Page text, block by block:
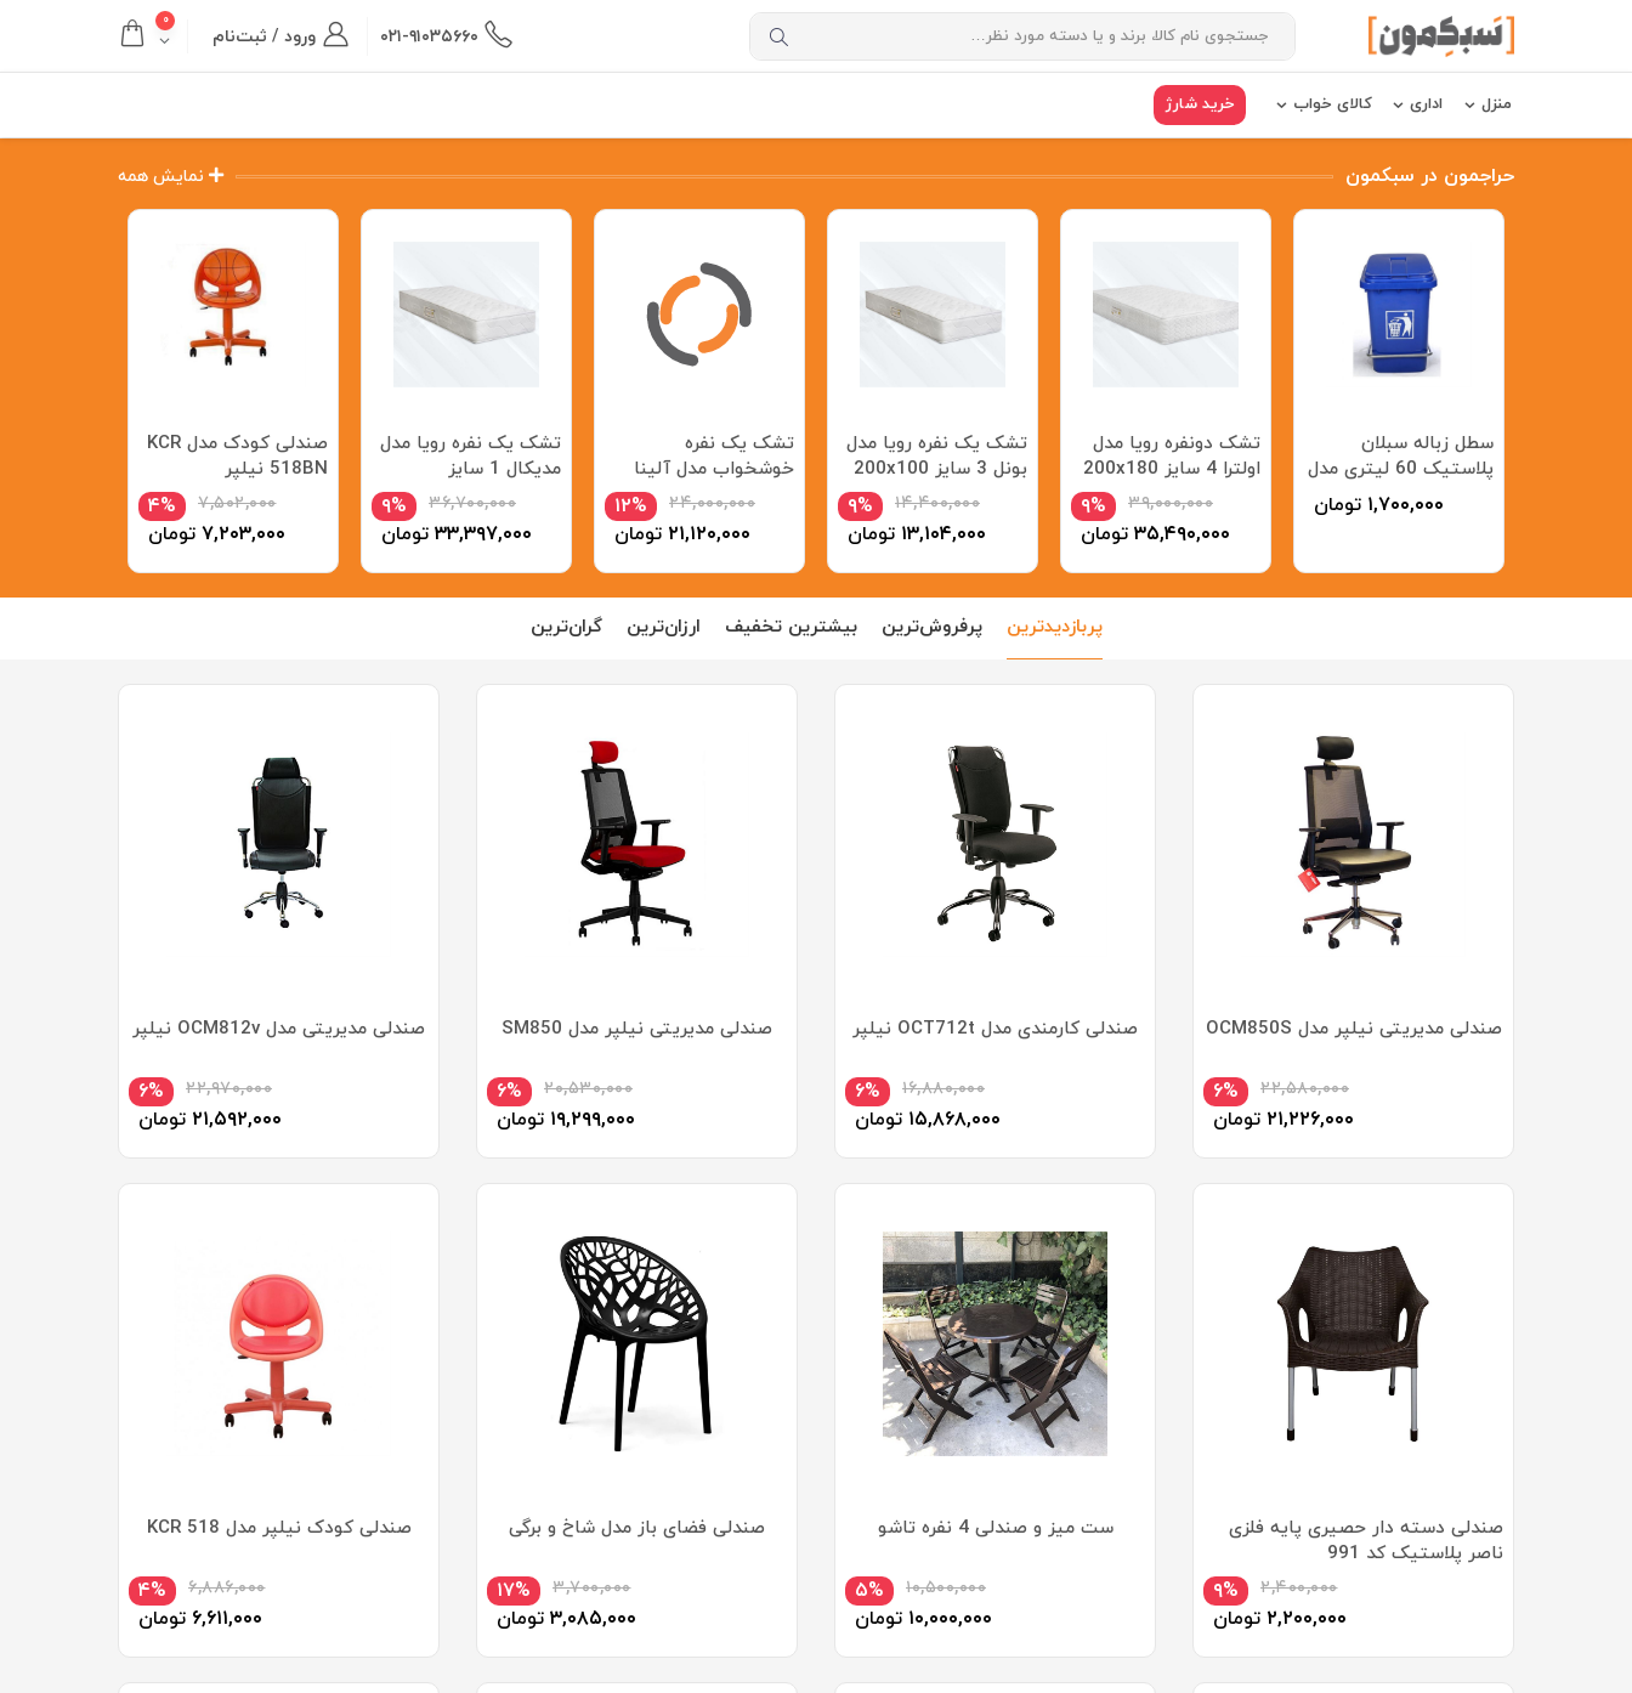
۰۲۱-۹۱۰۳۵۶۶۰ ورود / ثبت‌نام
۰
منزل اداری کالای خواب خرید شارژ
حراجمون در سبکمون نمایش همه
سطل زباله سبلان
پلاستیک 60 لیتری مدل
۱,۷۰۰,۰۰۰ تومان
تشک دونفره رویا مدل
اولترا 4 سایز 200x180
سانتیمتر
۹% ۳۹,۰۰۰,۰۰۰
۳۵,۴۹۰,۰۰۰ تومان
تشک یک نفره رویا مدل
بونل 3 سایز 200x100
سانتیمتر
۹% ۱۴,۴۰۰,۰۰۰
۱۳,۱۰۴,۰۰۰ تومان
تشک یک نفره
خوشخواب مدل آلینا
سایز 200x90 سانتی۱۲% ۲۴,۰۰۰,۰۰۰
۲۱,۱۲۰,۰۰۰ تومان
تشک یک نفره رویا مدل
مدیکال 1 سایز
۹% ۳۶,۷۰۰,۰۰۰
۳۳,۳۹۷,۰۰۰ تومان
صندلی کودک مدل KCR
518BN نیلپر
۴% ۷,۵۰۲,۰۰۰
۷,۲۰۳,۰۰۰ تومان
پربازدید‌ترین پرفروش‌ترین بیشترین تخفیف ارزان‌ترین گران‌ترین
صندلی مدیریتی نیلپر مدل OCM850S
۶% ۲۲,۵۸۰,۰۰۰
۲۱,۲۲۶,۰۰۰ تومان
صندلی کارمندی مدل OCT712t نیلپر
۶% ۱۶,۸۸۰,۰۰۰
۱۵,۸۶۸,۰۰۰ تومان
صندلی مدیریتی نیلپر مدل SM850
۶% ۲۰,۵۳۰,۰۰۰
۱۹,۲۹۹,۰۰۰ تومان
صندلی مدیریتی مدل OCM812v نیلپر
۶% ۲۲,۹۷۰,۰۰۰
۲۱,۵۹۲,۰۰۰ تومان
صندلی دسته دار حصیری پایه فلزی
ناصر پلاستیک کد 991
۹% ۲,۴۰۰,۰۰۰
۲,۲۰۰,۰۰۰ تومان
ست میز و صندلی 4 نفره تاشو
۵% ۱۰,۵۰۰,۰۰۰
۱۰,۰۰۰,۰۰۰ تومان
صندلی فضای باز مدل شاخ و برگی
۱۷% ۳,۷۰۰,۰۰۰
۳,۰۸۵,۰۰۰ تومان
صندلی کودک نیلپر مدل KCR 518
۴% ۶,۸۸۶,۰۰۰
۶,۶۱۱,۰۰۰ تومان